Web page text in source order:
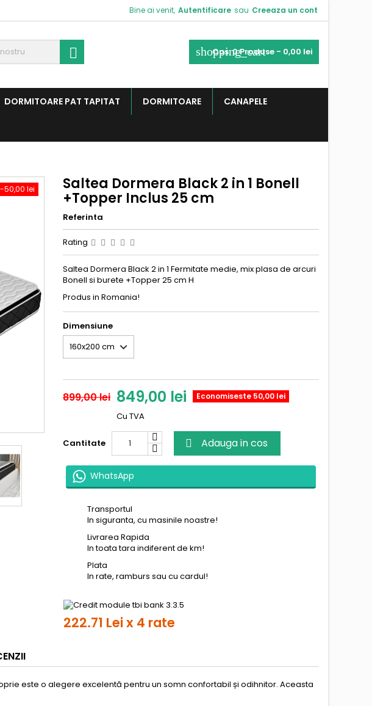
Bine ai venit, Autentificare sau Creeaza un cont
shopping_cart
Cos:0Produse - 0,00 lei

DORMITOARE PAT TAPITAT DORMITOARE CANAPELE
-50,00 lei Saltea Dormera Black 2 in 1 Bonell
+Topper Inclus 25 cm
Referinta
Rating
Saltea Dormera Black 2 in 1 Fermitate medie, mix plasa de arcuri
Bonell si burete +Topper 25 cm H
Produs in Romania!
Dimensiune
899,00 lei 849,00 lei Economiseste 50,00 lei
Cu TVA
Cantitate  Adauga in cos
WhatsApp
Transportul
In siguranta, cu masinile noastre!
Livrarea Rapida
In toata tara indiferent de km!
Plata
In rate, ramburs sau cu cardul!
222.71 Lei x 4 rate
este o alegere excelentă pentru un somn confortabil și odihnitor. Aceasta